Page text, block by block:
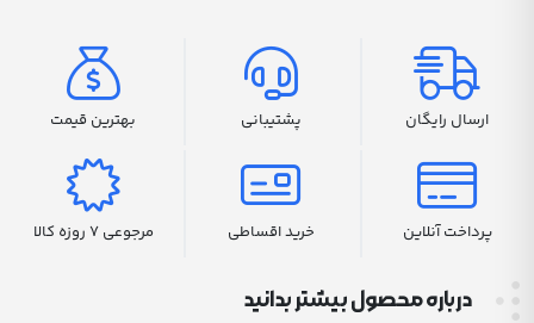
ارسال رایگان پشتیبانی بهترین قیمت
پرداخت آنلاین خرید اقساطی مرجوعی 7 روزه کالا
درباره محصول بیشتر بدانید